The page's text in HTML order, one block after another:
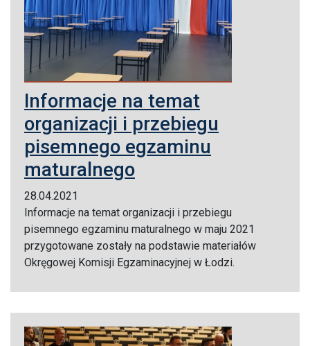
Informacje na temat
organizacji i przebiegu
pisemnego egzaminu
maturalnego
28.04.2021
Informacje na temat organizacji i przebiegu
pisemnego egzaminu maturalnego w maju 2021
przygotowane zostały na podstawie materiałów
Okręgowej Komisji Egzaminacyjnej w Łodzi.